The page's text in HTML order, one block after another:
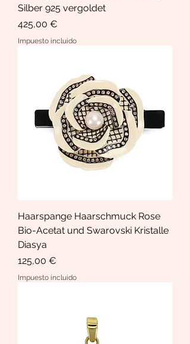
Silber 925 vergoldet
Precio
425,00 €
Impuesto incluido
Haarspange Haarschmuck Rose
Bio-Acetat und Swarovski Kristalle
Diasya
Precio
125,00 €
Impuesto incluido